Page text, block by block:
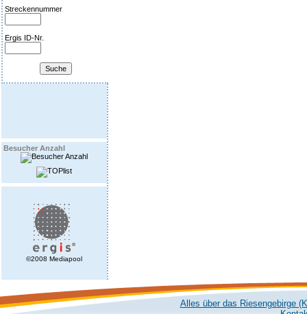
Streckennummer
Ergis ID-Nr.
Besucher Anzahl
©2008 Mediapool
Alles über das Riesengebirge